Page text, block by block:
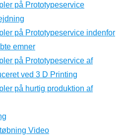
på Prototypeservice
på Prototypeservice indenfor
emner
på Prototypeservice af
ved 3 D Printing
på hurtig produktion af
Video